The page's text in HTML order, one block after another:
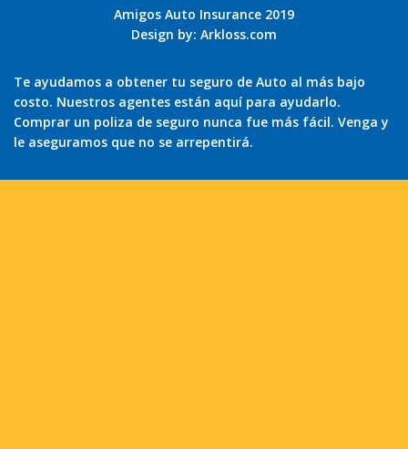
Amigos Auto Insurance 2019
Design by: Arkloss.com
Te ayudamos a obtener tu seguro de Auto al más bajo
costo. Nuestros agentes están aquí para ayudarlo.
Comprar un poliza de seguro nunca fue más fácil. Venga y
le aseguramos que no se arrepentirá.